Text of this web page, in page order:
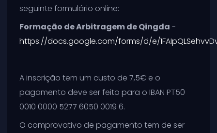
seguinte formulário online:
Formação de Arbitragem de Qingda -
https://docs.google.com/forms/d/e/
A inscrição tem um custo de 7,5€ e o
pagamento deve ser feito para o IBAN PT50
0010 0000 5277 6050 0019 6.
O comprovativo de pagamento tem de ser